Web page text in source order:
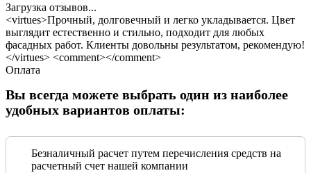
Загрузка отзывов...
<virtues>Прочный, долговечный и легко укладывается. Цвет
выглядит естественно и стильно, подходит для любых
фасадных работ. Клиенты довольны результатом, рекомендую!
</virtues> <comment></comment>
Оплата
Вы всегда можете выбрать один из наиболее
удобных вариантов оплаты:
Безналичный расчет путем перечисления средств на
расчетный счет нашей компании